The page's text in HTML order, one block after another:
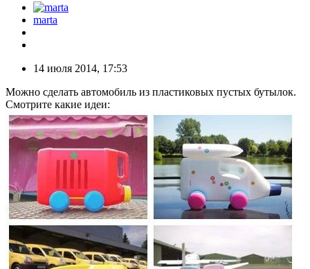
marta
14 июля 2014, 17:53
Можно сделать автомобиль из пластиковых пустых бутылок.
Смотрите какие идеи: